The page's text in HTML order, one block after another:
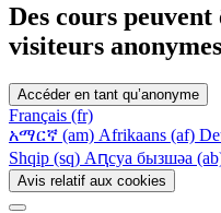
Des cours
visiteurs anonymes
Accéder en tant qu’anonyme
Français ‎(fr)‎
አማርኛ ‎(am)‎ Afrikaans ‎(af)‎
Shqip ‎(sq)‎ Аԥсуа бызшәа
Avis relatif aux cookies